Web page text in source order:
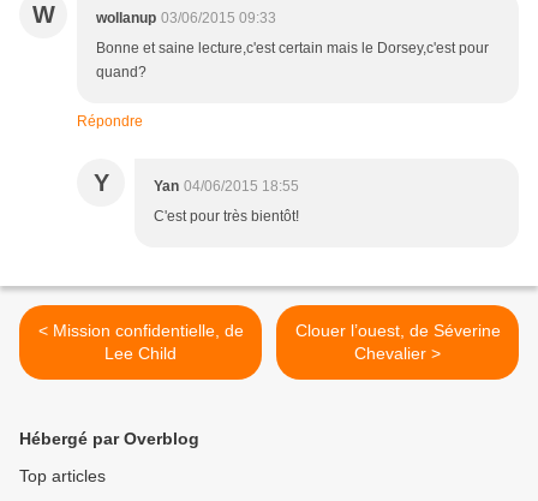
W wollanup 03/06/2015 09:33
Bonne et saine lecture,c'est certain mais le Dorsey,c'est pour
quand?
Répondre
Y Yan 04/06/2015 18:55
C'est pour très bientôt!
< Mission confidentielle, de
Lee Child
Clouer l’ouest, de Séverine
Chevalier >
Hébergé par Overblog
Top articles